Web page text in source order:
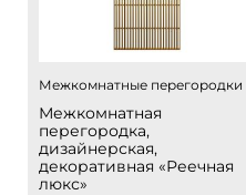
Межкомнатные перегородки
Межкомнатная
перегородка,
дизайнерская,
декоративная «Реечная
люкс»